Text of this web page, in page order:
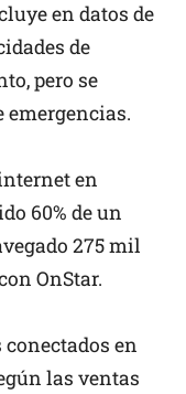
en datos de
de
pero se
emergencias.
en
60% de un
275 mil
OnStar.
en
las ventas